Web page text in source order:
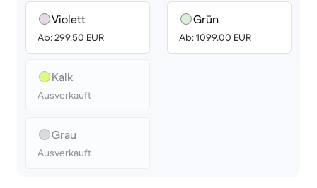
Violett
Ab: 299.50 EUR
Kalk
Ausverkauft
Grau
Ausverkauft
Grün
Ab: 1099.00 EUR